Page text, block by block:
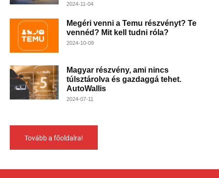
2024-11-04
Megéri venni a Temu részvényt? Te
vennéd? Mit kell tudni róla?
2024-10-09
Magyar részvény, ami nincs
túlsztárolva és gazdaggá tehet.
AutoWallis
2024-07-11
Tovább a főoldalra!